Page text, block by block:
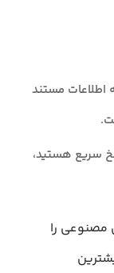
مستند
سریع هستید،
مصنوعی را